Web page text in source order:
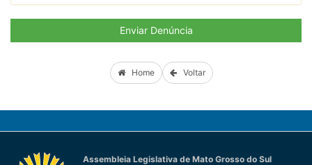
Enviar Denúncia
Home Voltar
Assembleia Legislativa de Mato Grosso do Sul